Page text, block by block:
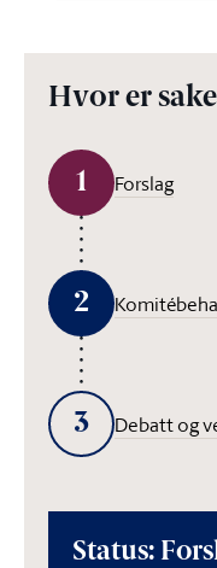
Hvor er
1 Forslag
2
3 Debatt og
Status: